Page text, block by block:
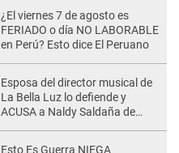
¿El viernes 7 de agosto es
FERIADO o día NO LABORABLE
en Perú? Esto dice El Peruano
Esposa del director musical de
La Bella Luz lo defiende y
ACUSA a Naldy Saldaña de
Esto Es Guerra NIEGA